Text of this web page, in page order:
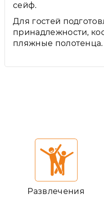
сейф.
Для гостей
принадлежности,
пляжные полотенца.
Развлечения